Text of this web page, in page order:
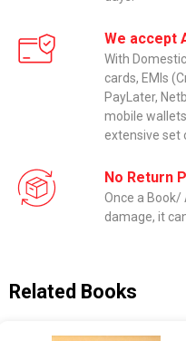
We accept
With
cards, EMIs
PayLater,
mobile
extensive set
No Return
Once a
damage, it
Related Books